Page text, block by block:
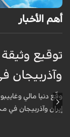
أهم الأخبار
وآذربيجان
وقّع دنيا مالي
إيران وآذربيجان في